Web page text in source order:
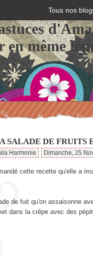
Tous nos
en même
SALADE DE FRUITS
Harmonie Dimanche, 25
cette recette qu'elle a
de fuit qu'on assaisonne
dans la crêpe avec des